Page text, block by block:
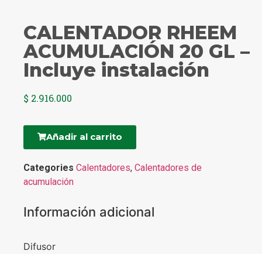
CALENTADOR RHEEM
ACUMULACIÓN 20 GL –
Incluye instalación
$ 2.916.000
Añadir al carrito
Categories Calentadores, Calentadores de
acumulación
Información adicional
Difusor